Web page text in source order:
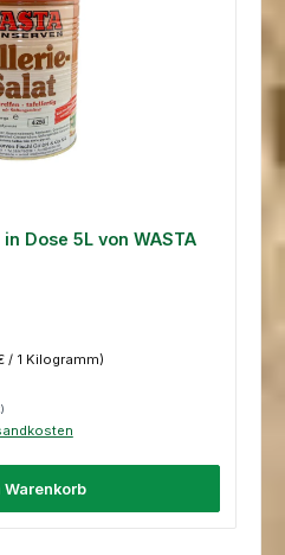
Dose 5L von WASTA
/ 1 Kilogramm)
Warenkorb